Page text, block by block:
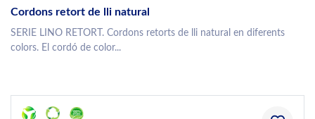
Cordons retort de lli natural
SERIE LINO RETORT. Cordons retorts de lli natural en diferents
colors. El cordó de color...